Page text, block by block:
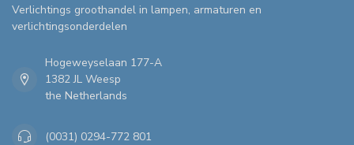
Verlichtings groothandel in lampen, armaturen en
verlichtingsonderdelen
Hogeweyselaan 177-A
1382 JL Weesp
the Netherlands
(0031) 0294-772 801